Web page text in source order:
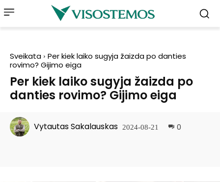
Sveikata
Per kiek laiko sugyja žaizda po danties
rovimo? Gijimo eiga
Per kiek laiko sugyja žaizda po
danties rovimo? Gijimo eiga
Vytautas Sakalauskas 2024-08-21 0